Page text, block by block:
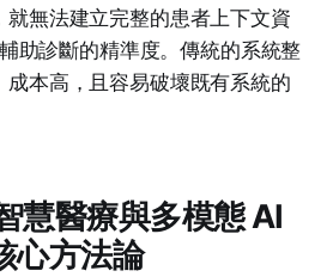
就無法建立完整的患者上下文資
助診斷的精準度。傳統的系統整
成本高，且容易破壞既有系統的
慧醫療與多模態 AI
心方法論